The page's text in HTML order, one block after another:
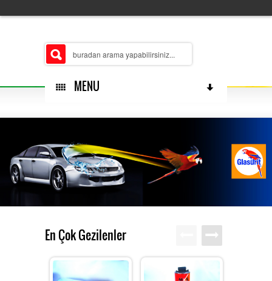
MENU
ŞUBELERIMIZ
MERKEZ
ÜRÜN GRUPLARIMIZ
En Çok Gezilenler